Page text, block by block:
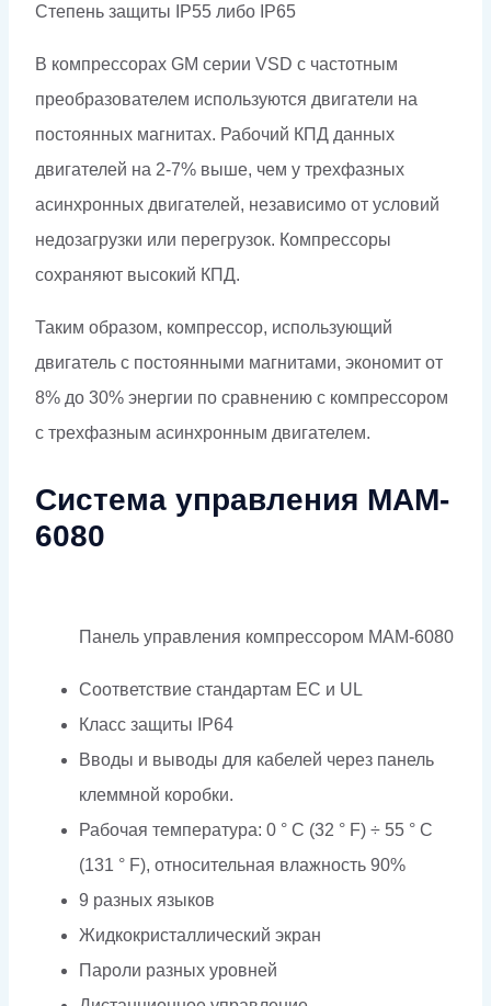
Степень защиты IP55 либо IP65
В компрессорах GM серии VSD с частотным
преобразователем используются двигатели на
постоянных магнитах. Рабочий КПД данных
двигателей на 2-7% выше, чем у трехфазных
асинхронных двигателей, независимо от условий
недозагрузки или перегрузок. Компрессоры
сохраняют высокий КПД.
Таким образом, компрессор, использующий
двигатель с постоянными магнитами, экономит от
8% до 30% энергии по сравнению с компрессором
с трехфазным асинхронным двигателем.
Система управления MAM-
6080
Панель управления компрессором MAM-6080
Соответствие стандартам EC и UL
Класс защиты IP64
Вводы и выводы для кабелей через панель
клеммной коробки.
Рабочая температура: 0 ° C (32 ° F) ÷ 55 ° C
(131 ° F), относительная влажность 90%
9 разных языков
Жидкокристаллический экран
Пароли разных уровней